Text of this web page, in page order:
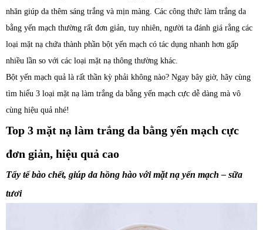
nhăn giúp da thêm sáng trắng và mịn màng. Các công thức làm trắng da
bằng yến mạch thường rất đơn giản, tuy nhiên, người ta đánh giá rằng các
loại mặt nạ chứa thành phần bột yến mạch có tác dụng nhanh hơn gấp
nhiều lần so với các loại mặt nạ thông thường khác.
Bột yến mạch quả là rất thần kỳ phải không nào? Ngay bây giờ, hãy cùng
tìm hiểu 3 loại mặt nạ làm trắng da bằng yến mạch cực dễ dàng mà vô
cùng hiệu quả nhé!
Top 3 mặt nạ làm trắng da bằng yến mạch cực
đơn giản, hiệu quả cao
Tẩy tế bào chết, giúp da hồng hào với mặt nạ yến mạch – sữa
tươi